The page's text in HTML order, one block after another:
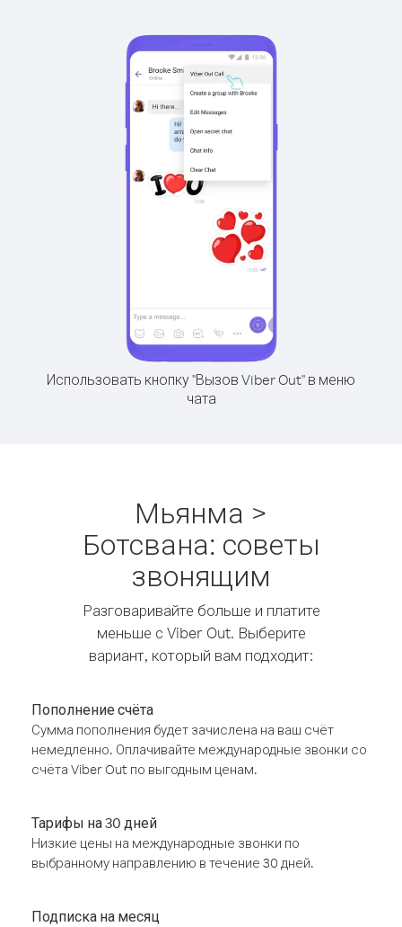
Использовать кнопку "Вызов Viber Out" в меню
чата
Мьянма >
Ботсвана: советы
звонящим
Разговаривайте больше и платите
меньше с Viber Out. Выберите
вариант, который вам подходит:
Пополнение счёта
Сумма пополнения будет зачислена на ваш счёт
немедленно. Оплачивайте международные звонки со
счёта Viber Out по выгодным ценам.
Тарифы на 30 дней
Низкие цены на международные звонки по
выбранному направлению в течение 30 дней.
Подписка на месяц